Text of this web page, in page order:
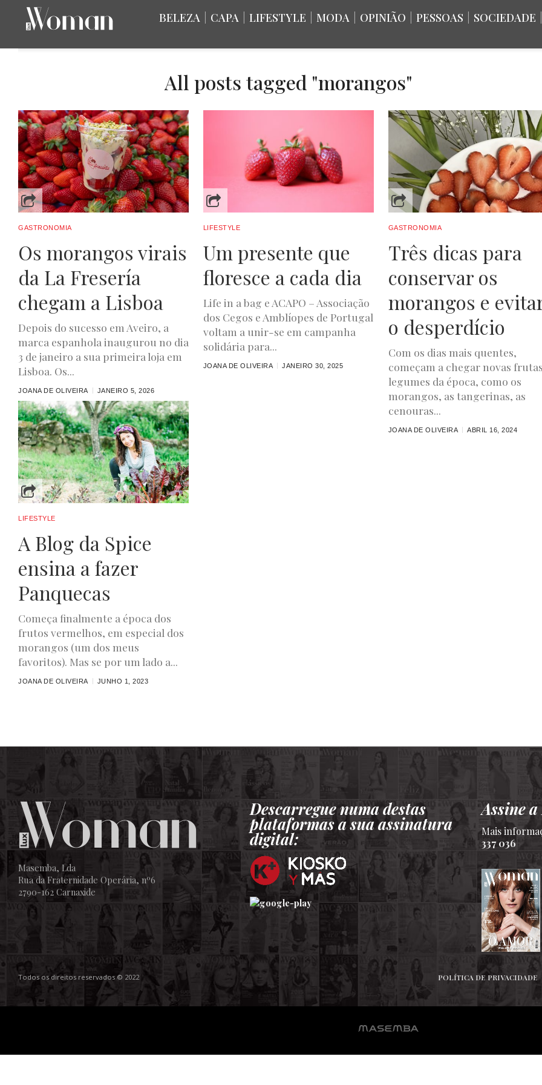
BELEZA CAPA LIFESTYLE MODA OPINIÃO PESSOAS SOCIEDADE
All posts tagged "morangos"
GASTRONOMIA
Os morangos virais
da La Fresería
chegam a Lisboa
Depois do sucesso em Aveiro, a
marca espanhola inaugurou no dia
3 de janeiro a sua primeira loja em
Lisboa. Os...
JOANA DE OLIVEIRA JANEIRO 5, 2026
LIFESTYLE
Um presente que
floresce a cada dia
Life in a bag e ACAPO – Associação
dos Cegos e Amblíopes de Portugal
voltam a unir-se em campanha
solidária para...
JOANA DE OLIVEIRA JANEIRO 30, 2025
GASTRONOMIA
Três dicas para
conservar os
morangos e
o desperdício
Com os dias mais quentes,
começam a chegar novas
legumes da época, como os
morangos, as tangerinas, as
cenouras...
JOANA DE OLIVEIRA ABRIL 16, 2024
LIFESTYLE
A Blog da Spice
ensina a fazer
Panquecas
Começa finalmente a época dos
frutos vermelhos, em especial dos
morangos (um dos meus
favoritos). Mas se por um lado a...
JOANA DE OLIVEIRA JUNHO 1, 2023
Masemba, Lda
Rua da Fraternidade Operária, nº6
2790-162 Carnaxide
Descarregue numa destas
plataformas a sua assinatura
digital:
Assine
Mais
337 036
POLÍTICA DE PRIVACIDADE
Todos os direitos reservados © 2022